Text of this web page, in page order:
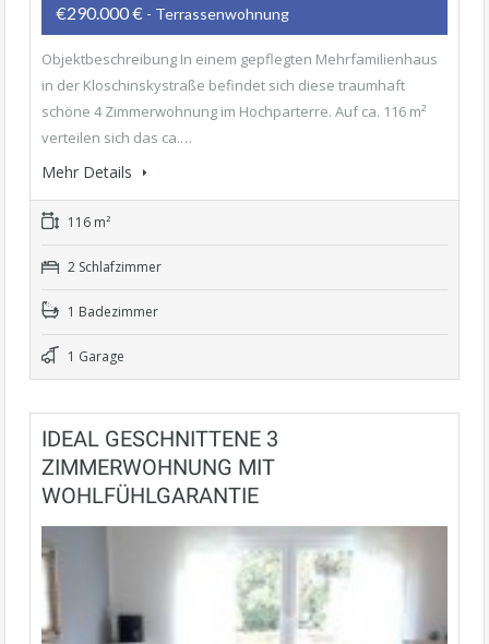
€290.000 € - Terrassenwohnung
Objektbeschreibung In einem gepflegten Mehrfamilienhaus
in der Kloschinskystraße befindet sich diese traumhaft
schöne 4 Zimmerwohnung im Hochparterre. Auf ca. 116 m²
verteilen sich das ca.…
Mehr Details
116 m²
2 Schlafzimmer
1 Badezimmer
1 Garage
IDEAL GESCHNITTENE 3
ZIMMERWOHNUNG MIT
WOHLFÜHLGARANTIE